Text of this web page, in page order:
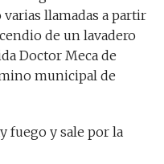
llamadas a partir
de un lavadero
Doctor Meca de
municipal de
fuego y sale por la